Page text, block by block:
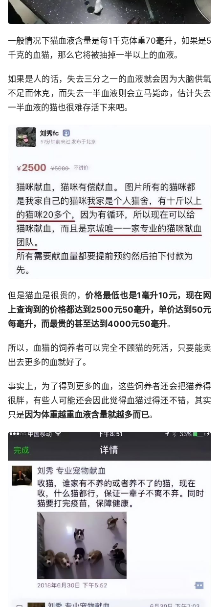
一般情况下猫血液含量是每1千克体重70毫升，如果是5
千克的血猫，那么它将被抽掉一半以上的血液。
如果是人的话，失去三分之一的血液就会因为大脑供氧
不足而休克，而失去一半血液则会立马毙命，估计失去
一半血液的猫也很难存活下来吧。
但是猫血是很贵的，价格最低也是1毫升10元，现在网
上查询到的价格都达到2500元50毫升，单价达到50元
每毫升，而最贵的甚至达到4000元50毫升。
所以，血猫的饲养者可以完全不顾猫的死活，只要能卖
出去更多的血就好了。
事实上，为了得到更多的血，这些饲养者还会把猫养得
很胖，有些人可能还会因此觉得血猫过得还不错，其实
只是 因为体重越重血液含量就越多而已。